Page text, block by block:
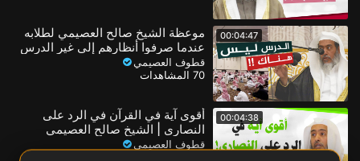
00:04:47
موعظة الشيخ صالح العصيمي لطلابه
عندما صرفوا أنظارهم إلى غير الدرس
قطوف العصيمي
70 المشاهدات
00:04:38
أقوى آية في القرآن في الرد على
النصارى | الشيخ صالح العصيمي
قطوف العصيمي